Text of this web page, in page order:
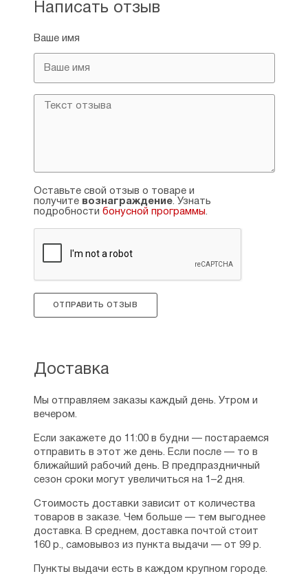
Написать отзыв
Ваше имя
Оставьте свой отзыв о товаре и
получите вознаграждение. Узнать
подробности бонусной программы.
ОТПРАВИТЬ ОТЗЫВ
Доставка
Мы отправляем заказы каждый день. Утром и
вечером.
Если закажете до 11:00 в будни — постараемся
отправить в этот же день. Если после — то в
ближайший рабочий день. В предпраздничный
сезон сроки могут увеличиться на 1–2 дня.
Стоимость доставки зависит от количества
товаров в заказе. Чем больше — тем выгоднее
доставка. В среднем, доставка почтой стоит
160 р., самовывоз из пункта выдачи — от 99 р.
Пункты выдачи есть в каждом крупном городе.